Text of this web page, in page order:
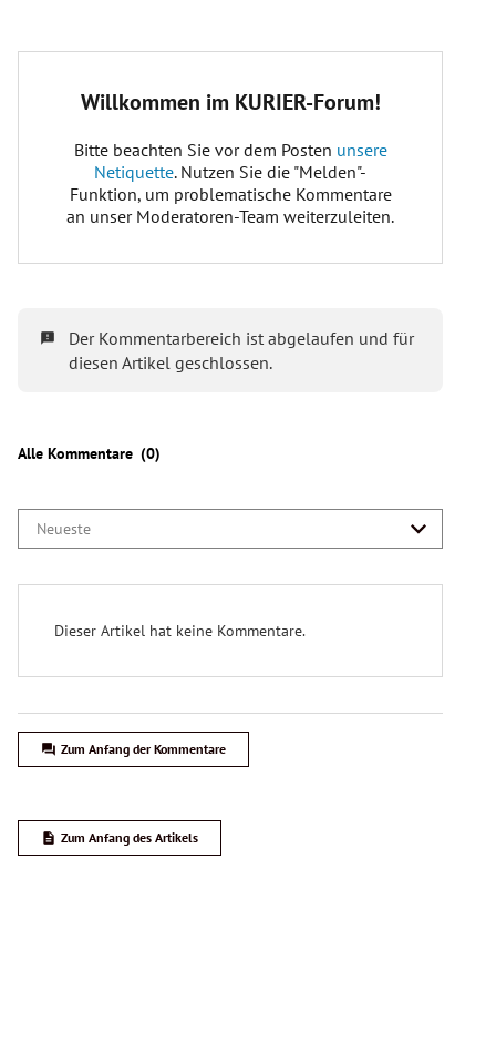
183 Abgeordnete
Wann war die letzte Nationalratswahl in
Österreich?
29. September 2019
Wer ist bei der Nationalratswahl wahlberechtigt?
im Jahr 2024
6,3 Millionen Personen
wahlberechtigt endgültige Zahl folgt am 27.
Welche Parteien treten bei der NR-Wahl an?
ÖVP,SPÖ,FPÖ,Grüne,Neos,